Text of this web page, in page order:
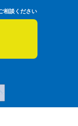
相談ください